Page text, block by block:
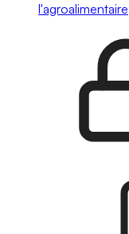
l'agroalimentaire